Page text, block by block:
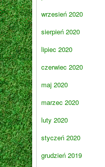
wrzesień 2020
sierpień 2020
lipiec 2020
czerwiec 2020
maj 2020
marzec 2020
luty 2020
styczeń 2020
grudzień 2019